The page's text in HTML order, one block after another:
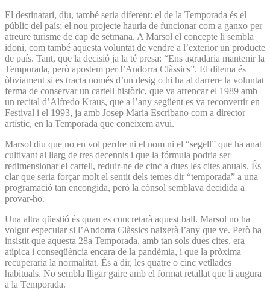
El destinatari, diu, també seria diferent: el de la Temporada és el
públic del país; el nou projecte hauria de funcionar com a ganxo per
atreure turisme de cap de setmana. A Marsol el concepte li sembla
idoni, com també aquesta voluntat de vendre a l’exterior un producte
de país. Tant, que la decisió ja la té presa: “Ens agradaria mantenir la
Temporada, però apostem per l’Andorra Clàssics”. El dilema és
òbviament si es tracta només d’un desig o hi ha al darrere la voluntat
ferma de conservar un cartell històric, que va arrencar el 1989 amb
un recital d’Alfredo Kraus, que a l’any següent es va reconvertir en
Festival i el 1993, ja amb Josep Maria Escribano com a director
artístic, en la Temporada que coneixem avui.
Marsol diu que no en vol perdre ni el nom ni el “segell” que ha anat
cultivant al llarg de tres decennis i que la fórmula podria ser
redimensionar el cartell, reduir-ne de cinc a dues les cites anuals. És
clar que seria forçar molt el sentit dels temes dir “temporada” a una
programació tan encongida, però la cònsol semblava decidida a
provar-ho.
Una altra qüestió és quan es concretarà aquest ball. Marsol no ha
volgut especular si l’Andorra Clàssics naixerà l’any que ve. Però ha
insistit que aquesta 28a Temporada, amb tan sols dues cites, era
atípica i conseqüència encara de la pandèmia, i que la pròxima
recuperaria la normalitat. És a dir, les quatre o cinc vetllades
habituals. No sembla lligar gaire amb el format retallat que li augura
a la Temporada.